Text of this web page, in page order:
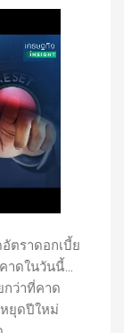
ตราดอกเบี้ย
าดในวันนี้…
กว่าที่คาด
ยุดปีใหม่